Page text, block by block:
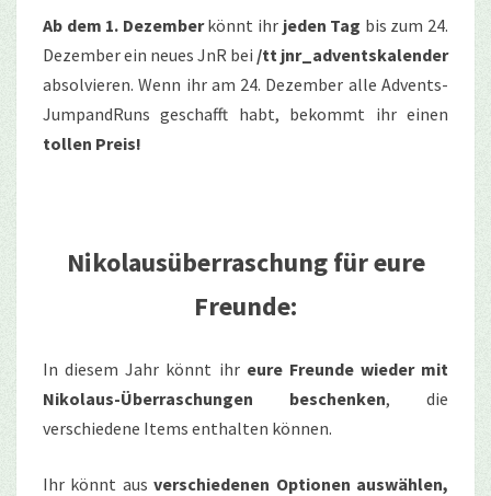
Ab dem 1. Dezemberkönnt ihr jeden Tag bis zum 24.
Dezember ein neues JnR bei /tt jnr_adventskalender
absolvieren. Wenn ihr am 24. Dezember alle Advents-
JumpandRuns geschafft habt, bekommt ihr einen
tollen Preis!
Nikolausüberraschung für eure
Freunde:
In diesem Jahr könnt ihr eure Freunde wieder mit
Nikolaus-Überraschungen beschenken, die
verschiedene Items enthalten können.
Ihr könnt aus verschiedenen Optionen auswählen,